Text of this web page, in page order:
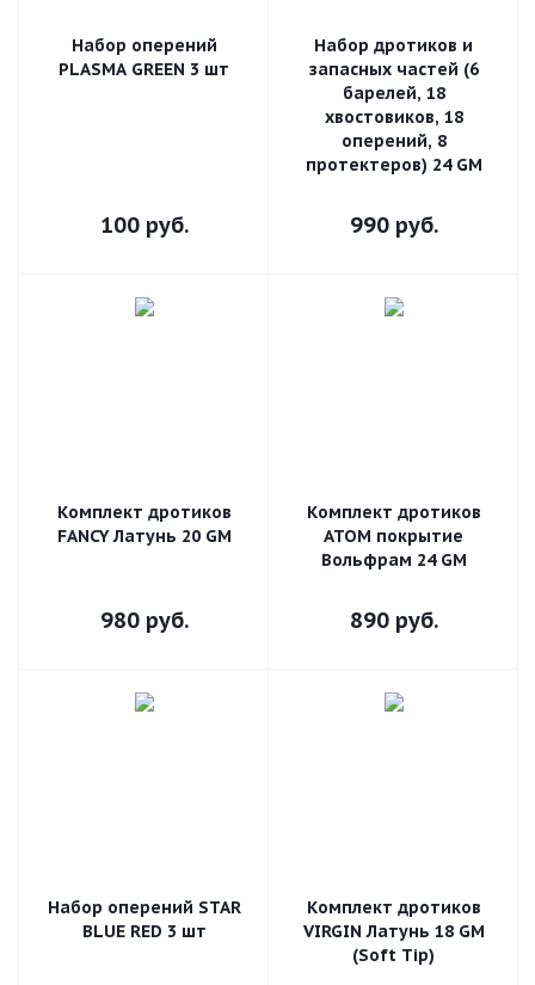
Набор оперений
PLASMA GREEN 3 шт
100руб.
Набор дротиков и
запасных частей (6
барелей, 18
хвостовиков, 18
оперений, 8
протектеров) 24 GM
990руб.
Комплект дротиков
FANCY Латунь 20 GM
980руб.
Комплект дротиков
ATOM покрытие
Вольфрам 24 GM
890руб.
Набор оперений STAR
BLUE RED 3 шт
Комплект дротиков
VIRGIN Латунь 18 GM
(Soft Tip)